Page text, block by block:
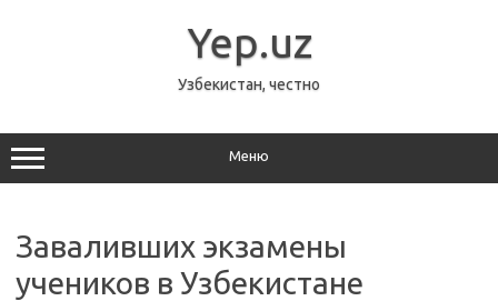
Yep.uz
Узбекистан, честно
Меню
Заваливших экзамены
учеников в Узбекистане